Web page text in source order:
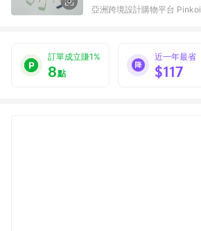
亞洲跨境設計購物平台 Pinkoi
訂單成立賺1%
8點
近一年最省
$117